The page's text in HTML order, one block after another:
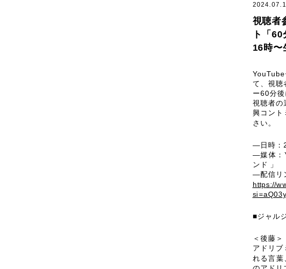
視聴者
ト「
16時〜
て、視聴
ー60分後
視聴者の
興コント
さい。
―日時：
―媒体：
ンド 」
―配信リ
https://
■ジャル
＜後藤＞
アドリ
れる言